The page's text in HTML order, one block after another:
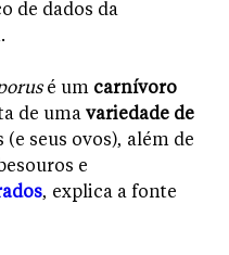
de dados da
é um carnívoro
de uma variedade de
seus ovos), além de
e
, explica a fonte